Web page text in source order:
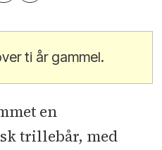
ti år gammel.
en
trillebår, med